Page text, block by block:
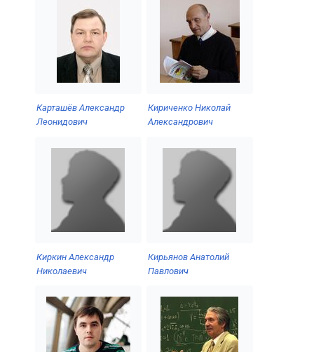
Карташёв Александр
Леонидович
Кириченко Николай
Александрович
Киркин Александр
Николаевич
Кирьянов Анатолий
Павлович